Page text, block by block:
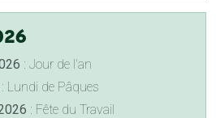
: Jour de l'an
: Lundi de Pâques
: Fête du Travail